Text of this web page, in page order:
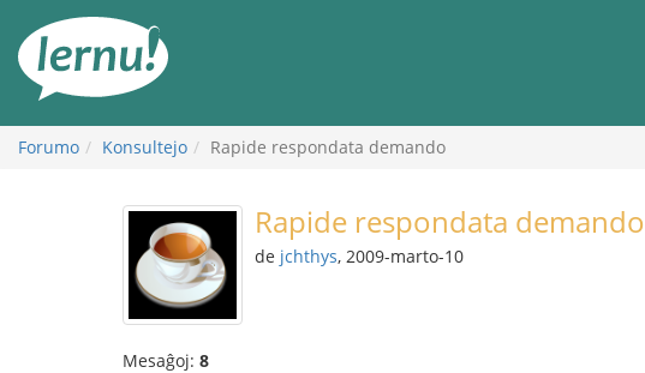
enhavo
Forumo Konsultejo Rapide respondata demando
Rapide respondata demando
de jchthys, 2009-marto-10
Mesaĝoj: 8